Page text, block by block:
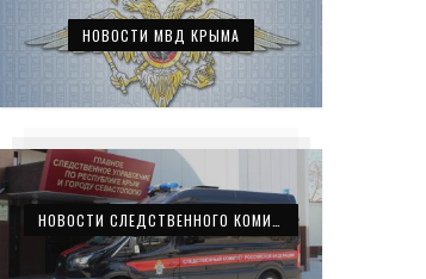
НОВОСТИ МВД КРЫМА